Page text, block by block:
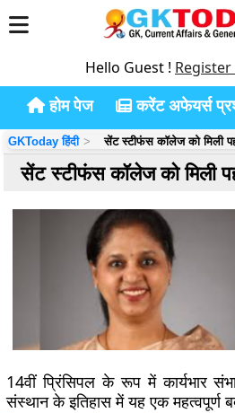
Hello Guest !
होम पेज करेंट अफेयर्स
GKToday हिंदी सेंट स्टीफंस कॉलेज को मिली
सेंट स्टीफंस कॉलेज को मिली
14वीं प्रिंसिपल के रूप में कार्यभार
संस्थान के इतिहास में यह एक महत्वपूर्ण